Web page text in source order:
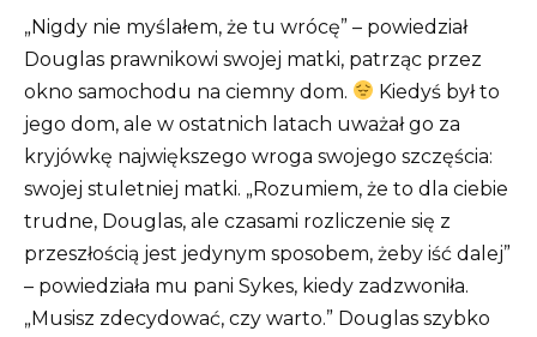
„Nigdy nie myślałem, że tu wrócę” – powiedział
Douglas prawnikowi swojej matki, patrząc przez
okno samochodu na ciemny dom.
Kiedyś był to
jego dom, ale w ostatnich latach uważał go za
kryjówkę największego wroga swojego szczęścia:
swojej stuletniej matki. „Rozumiem, że to dla ciebie
trudne, Douglas, ale czasami rozliczenie się z
przeszłością jest jedynym sposobem, żeby iść dalej”
– powiedziała mu pani Sykes, kiedy zadzwoniła.
„Musisz zdecydować, czy warto.” Douglas szybko